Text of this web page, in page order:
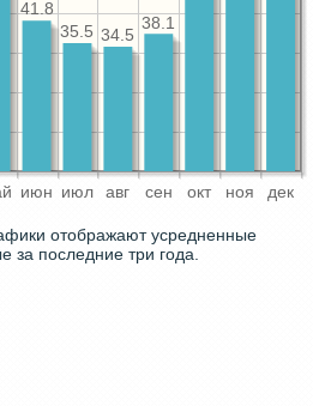
июн июл авг сен окт ноя дек
38.1
34.5
35.5
41.8
отображают усредненные
за последние три года.